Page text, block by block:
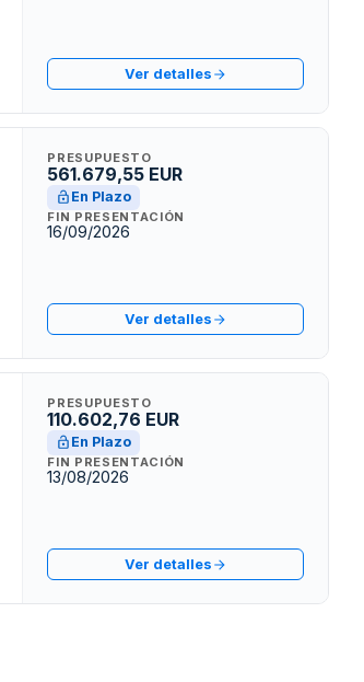
Ver detalles
PRESUPUESTO
561.679,55 EUR
En Plazo
FIN PRESENTACIÓN
16/09/2026
Ver detalles
PRESUPUESTO
110.602,76 EUR
En Plazo
FIN PRESENTACIÓN
13/08/2026
Ver detalles